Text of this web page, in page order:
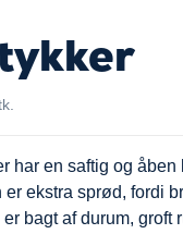
har en saftig og åben
er ekstra sprød, fordi
bagt af durum, groft